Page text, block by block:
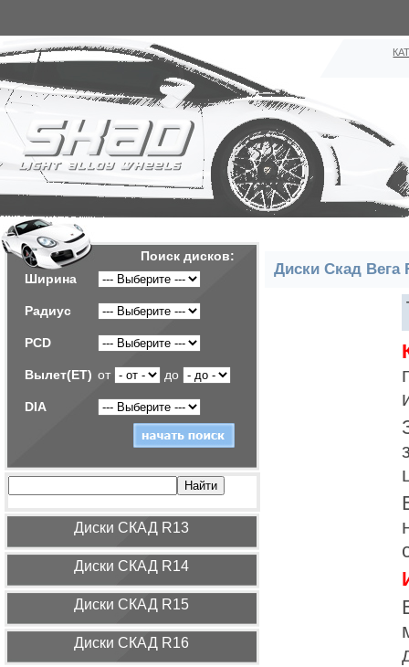
Поиск дисков:
Ширина
Радиус
PCD
Вылет(ET) от до
DIA
Диcки СКАД R13
Диcки СКАД R14
Диcки СКАД R15
Диcки СКАД R16
Диски Скад Вега